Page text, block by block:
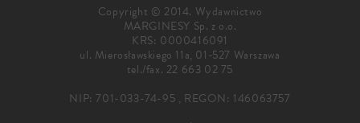
Copyright © 2014. Wydawnictwo
MARGINESY Sp. z o.o.
KRS: 0000416091
ul. Mierosławskiego 11a, 01-527 Warszawa
tel./fax. 22 663 02 75
NIP: 701-033-74-95 , REGON: 146063757